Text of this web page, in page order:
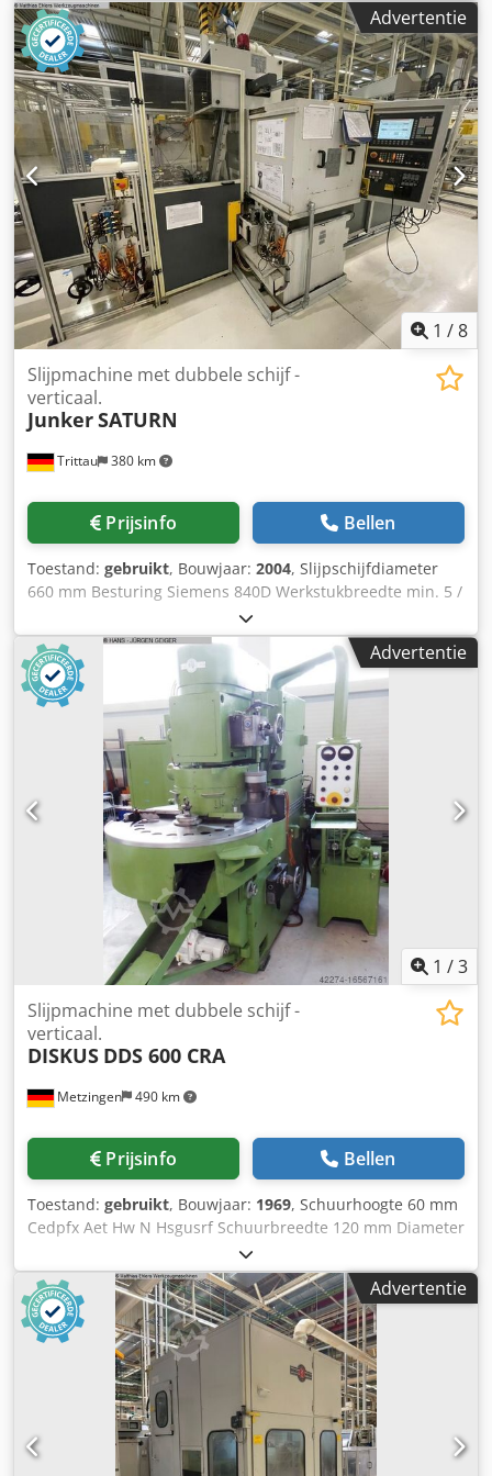
Hoog veiligheidsgemak door verstelbare
gelaatbeschermkap (L+R) Geschikt voor slijpen en
ontbramen van allerlei soorten gereedschappen, metalen
profielen, etc. Motorbeveiligingsschakelaar en
nulspanningsbeveiliging Aansluitkabel met Schucko-
stekker (SW modellen) Aansluitkabel met CEE-stekker 16A
(SD P modellen) Met 2 slijpstenen (1x grof, 1x fijn)
Machineonderstel met nood-uit knop, rem en afzuiging
Advertentie
1 /8
Trittau 380 km
Slijpmachine met dubbele schijf -
verticaal.
JunkerSATURN
Prijsinfo Bellen
Toestand: gebruikt, Bouwjaar: 2004, Slijpschijfdiameter
660 mm Besturing Siemens 840D Werkstukbreedte min. 5 /
max. 180 mm Werkstukdiameter - max. 200 mm
Machinegewicht ca. 15,0 t Benodigde ruimte ca. L 3,1 x B
4,0 x H 2,7 m Er zijn 2 machines beschikbaar. Eén machine
is geschikt voor voorschuren, één voor naschuren. De
machines zijn gebruikt voor de productie van drijfstangen.
Naar onze inschatting verkeert de machine in goede
gebruikte staat. Cjdpsxq R Hajfx Aguorf Accessoires,
afgebeelde gereedschappen en opspangereedschap zijn
alleen inbegrepen als dit in de extra informatie is vermeld.
Wijzigingen en fouten in de technische gegevens en
informatie, alsmede tussentijdse verkoop, voorbehouden!
Advertentie
1 /3
Metzingen 490 km
Slijpmachine met dubbele schijf -
verticaal.
DISKUS DDS 600 CRA
Prijsinfo Bellen
Toestand: gebruikt, Bouwjaar: 1969, Schuurhoogte 60 mm
Cedpfx Aet Hw N Hsgusrf Schuurbreedte 120 mm Diameter
schuurschijf 600 mm Schuurlengte mm Werkstukhoogte 60
mm Totaal benodigd vermogen 50 kW Machinegewicht ca.
7000 kg Benodigde ruimte ca. m D I S K U S Verticale
dubbelzijdige vlakslijpmachine in C-uitvoering en met
concentrische werkstukaanvoer Type DDS 600 CRA
Bouwjaar 1969 P/Nr. 6672 _____ Slijpschijven - diam. x asgat
600 x 150 mm elk Hoogte schuurschijf ca. 60 mm
Werkstuktransportschijf Ø buiten 810 mm Werkstuk:
Schuurhoogte x schuurbreedte max. ca. 60 x 120 mm
Verticale naschuurinstelling, elk ca. 150 mm Hydraulische
Advertentie